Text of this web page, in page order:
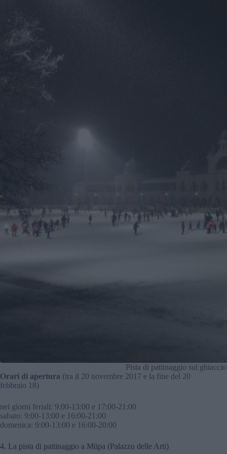
Pista di pattinaggio sul
Orari di apertura (tra il 20 novembre 2017 e la fine del 20
febbraio 18)
nei giorni feriali: 9:00-13:00 e 17:00-21:00
sabato: 9:00-13:00 e 16:00-21:00
domenica: 9:00-13:00 e 16:00-20:00
4. La pista di pattinaggio a Müpa (Palazzo delle Arti)